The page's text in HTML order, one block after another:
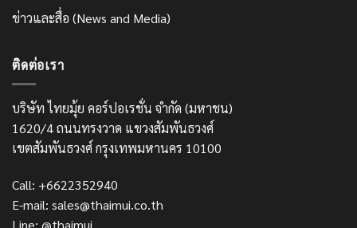
ข่าวและสื่อ (News and Media)
ติดต่อเรา
บริษัท ไทยมุ้ย คอร์ปอเรชั่น จำกัด (มหาชน)
1620/4 ถนนทรงวาด แขวงสัมพันธวงศ์
เขตสัมพันธวงศ์ กรุงเทพมหานคร 10100
Call: +6622352940
E-mail: sales@thaimui.co.th
Line: @thaimui